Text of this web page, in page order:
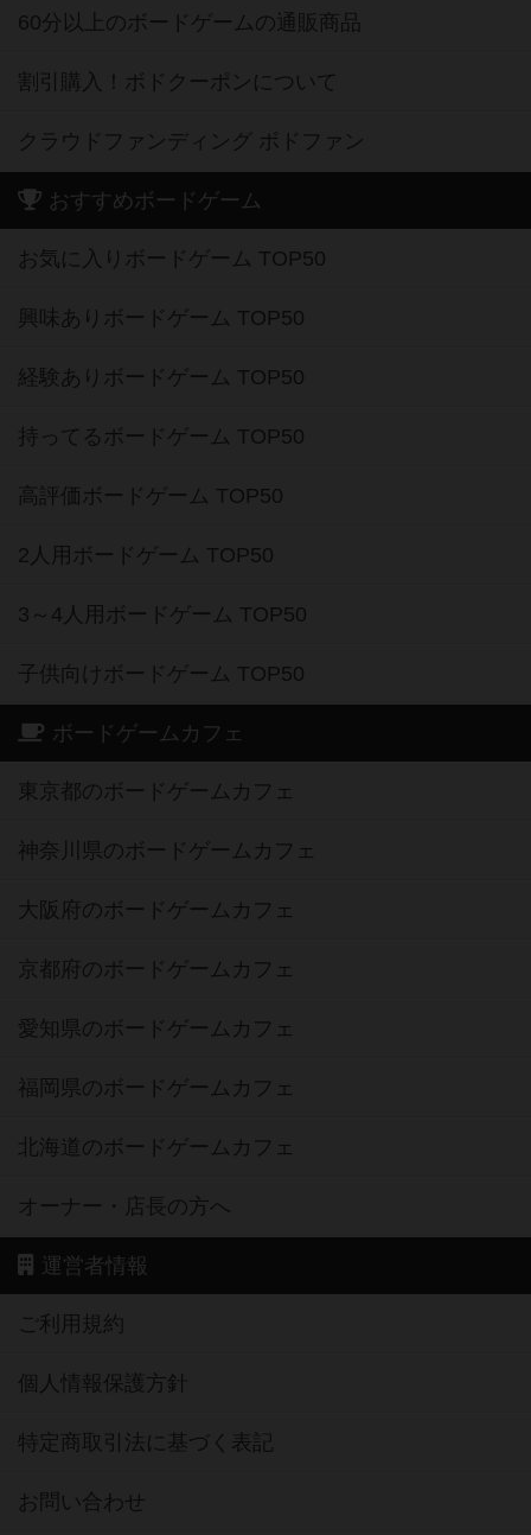
60分以上のボードゲームの通販商品
割引購入！ボドクーポンについて
クラウドファンディング ボドファン
おすすめボードゲーム
お気に入りボードゲーム TOP50
興味ありボードゲーム TOP50
経験ありボードゲーム TOP50
持ってるボードゲーム TOP50
高評価ボードゲーム TOP50
2人用ボードゲーム TOP50
3～4人用ボードゲーム TOP50
子供向けボードゲーム TOP50
ボードゲームカフェ
東京都のボードゲームカフェ
神奈川県のボードゲームカフェ
大阪府のボードゲームカフェ
京都府のボードゲームカフェ
愛知県のボードゲームカフェ
福岡県のボードゲームカフェ
北海道のボードゲームカフェ
オーナー・店長の方へ
運営者情報
ご利用規約
個人情報保護方針
特定商取引法に基づく表記
お問い合わせ